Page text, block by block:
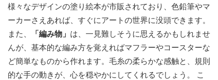
様々なデザインの塗り絵本が市販されており、色鉛筆やマ
ーカーさえあれば、すぐにアートの世界に没頭できます。
また、
「編み物」 は、一見難しそうに思えるかもしれませ
んが、基本的な編み方を覚えればマフラーやコースターな
ど簡単なものから作れます。毛糸の柔らかな感触と、規則
的な手の動きが、心を穏やかにしてくれるでしょう。 こ